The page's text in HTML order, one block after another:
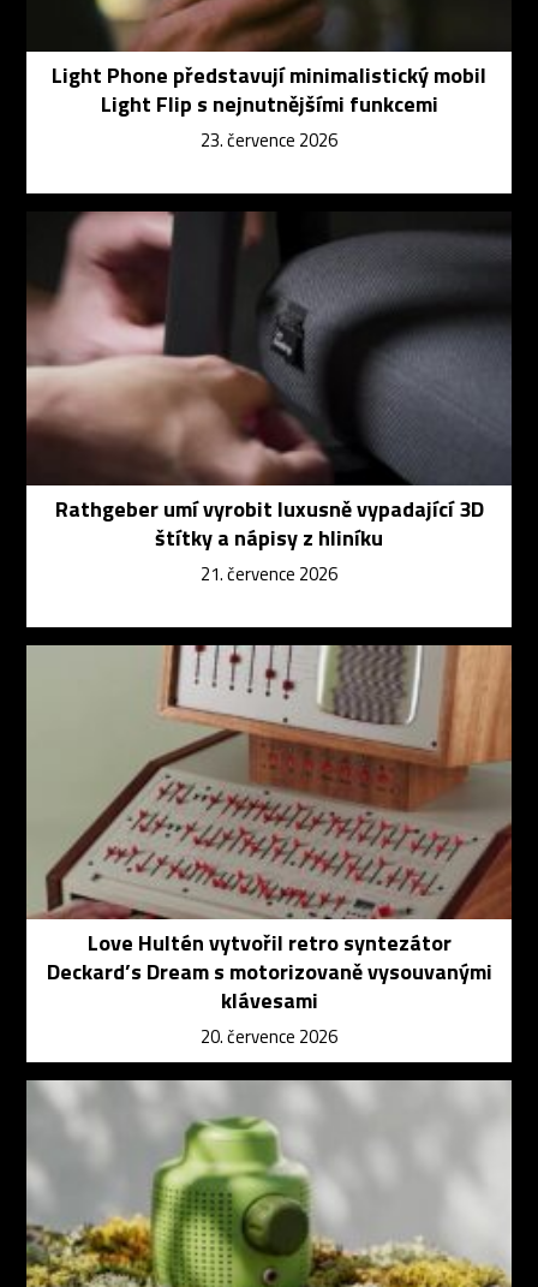
Light Phone představují minimalistický mobil
Light Flip s nejnutnějšími funkcemi
23. července 2026
Rathgeber umí vyrobit luxusně vypadající 3D
štítky a nápisy z hliníku
21. července 2026
Love Hultén vytvořil retro syntezátor
Deckard’s Dream s motorizovaně vysouvanými
klávesami
20. července 2026